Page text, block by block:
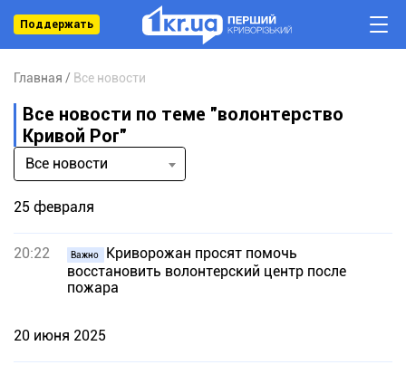
Поддержать
Главная Все новости
Все новости по теме "волонтерство
Кривой Рог"
Все новости
25 февраля
20:22 Важно
Криворожан просят помочь
восстановить волонтерский центр после
пожара
20 июня 2025